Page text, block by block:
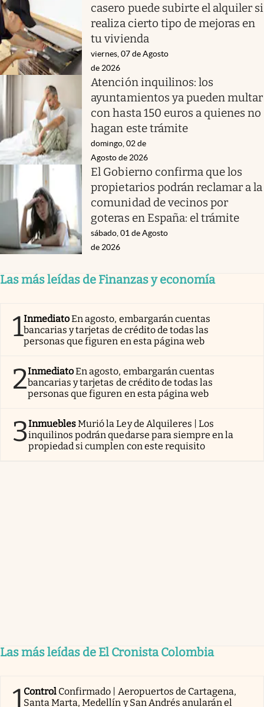
casero puede subirte el alquiler si
realiza cierto tipo de mejoras en
tu vivienda
viernes, 07 de Agosto
de 2026
Atención inquilinos: los
ayuntamientos ya pueden multar
con hasta 150 euros a quienes no
hagan este trámite
domingo, 02 de
Agosto de 2026
El Gobierno confirma que los
propietarios podrán reclamar a la
comunidad de vecinos por
goteras en España: el trámite
sábado, 01 de Agosto
de 2026
Las más leídas de Finanzas y economía
1InmediatoEn agosto, embargarán cuentas
bancarias y tarjetas de crédito de todas las
personas que figuren en esta página web
2InmediatoEn agosto, embargarán cuentas
bancarias y tarjetas de crédito de todas las
personas que figuren en esta página web
3InmueblesMurió la Ley de Alquileres | Los
inquilinos podrán quedarse para siempre en la
propiedad si cumplen con este requisito
Las más leídas de El Cronista Colombia
1 Control Confirmado | Aeropuertos de Cartagena,
Santa Marta, Medellín y San Andrés anularán el